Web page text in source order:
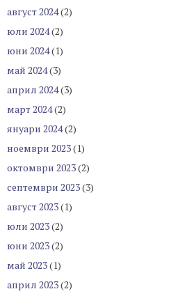
август 2024(2)
юли 2024(2)
юни 2024(1)
май 2024(3)
април 2024(3)
март 2024(2)
януари 2024(2)
ноември 2023(1)
октомври 2023(2)
септември 2023(3)
август 2023(1)
юли 2023(2)
юни 2023(2)
май 2023(1)
април 2023(2)